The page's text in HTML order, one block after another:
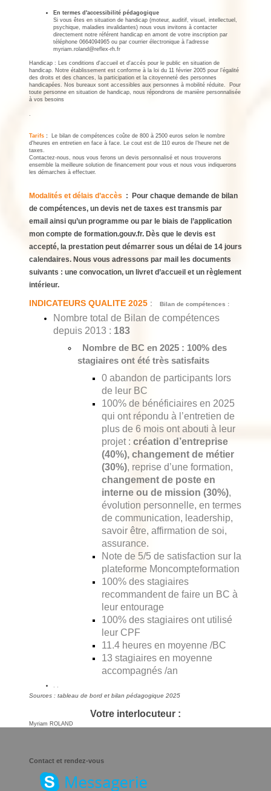
En termes d'accessibilité pédagogique
Si vous êtes en situation de handicap (moteur, auditif, visuel, intellectuel,
psychique, maladies invalidantes) nous vous invitons à contacter
directement notre référent handicap en amont de votre inscription par
téléphone 0664094965 ou par courrier électronique à l'adresse
myriam.roland@reflex-rh.fr
Handicap : Les conditions d'accueil et d'accés pour le public en situation de
handicap. Notre établissement est conforme à la loi du 11 février 2005 pour l’égalité
des droits et des chances, la participation et la citoyenneté des personnes
handicapées. Nos bureaux sont accessibles aux personnes à mobilité réduite. Pour
toute personne en situation de handicap, nous répondrons de manière personnalisée
à vos besoins
.
Tarifs :
Le bilan de compétences coûte de 800 à 2500 euros selon le nombre
d'heures en entretien en face à face. Le cout est de 110 euros de l’heure net de
taxes.
Contactez-nous, nous vous ferons un devis personnalisé et nous trouverons
ensemble la meilleure solution de financement pour vous et nous vous indiquerons
les démarches à effectuer.
Modalités et délais d’accès : Pour chaque demande de bilan
de compétences, un devis net de taxes est transmis par
email ainsi qu’un programme ou par le biais de l’application
mon compte de formation.gouv.fr. Dès que le devis est
accepté, la prestation peut démarrer sous un délai de 14 jours
calendaires. Nous vous adressons par mail les documents
suivants : une convocation, un livret d’accueil et un règlement
intérieur.
INDICATEURS QUALITE 2025 : Bilan de compétences :
Nombre total de Bilan de compétences
depuis 2013 : 183
Nombre de BC en 2025 : 100% des
stagiaires ont été très satisfaits
0 abandon de participants lors
de leur BC
100% de bénéficiaires en 2025
qui ont répondu à l’entretien de
plus de 6 mois ont abouti à leur
projet : création d’entreprise
(40%), changement de métier
(30%), reprise d’une formation,
changement de poste en
interne ou de mission (30%),
évolution personnelle, en termes
de communication, leadership,
savoir être, affirmation de soi,
assurance.
Note de 5/5 de satisfaction sur la
plateforme Moncompteformation
100% des stagiaires
recommandent de faire un BC à
leur entourage
100% des stagiaires ont utilisé
leur CPF
11.4 heures en moyenne /BC
13 stagiaires en moyenne
accompagnés /an
Sources : tableau de bord et bilan pédagogique 2025
Votre interlocuteur :
Myriam ROLAND
Contact et rendez-vous